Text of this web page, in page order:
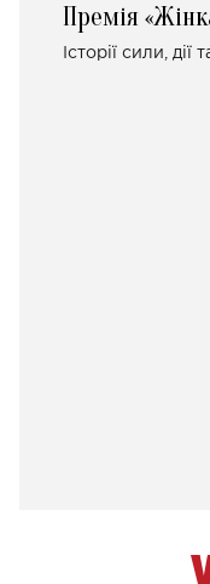
Премія
Історії сили,